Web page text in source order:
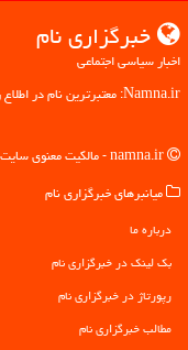
خبرگزاری نام
اخبار سیاسی اجتماعی
Namna.ir: معتبرترین نام در اطلاع رسانی اخبار سیاسی و اجتماعی، گامی مطمئن به سوی آگاهی
میانبرهای خبرگزاری نام
درباره ما
بک لینک در خبرگزاری نام
رپورتاژ در خبرگزاری نام
مطالب خبرگزاری نام